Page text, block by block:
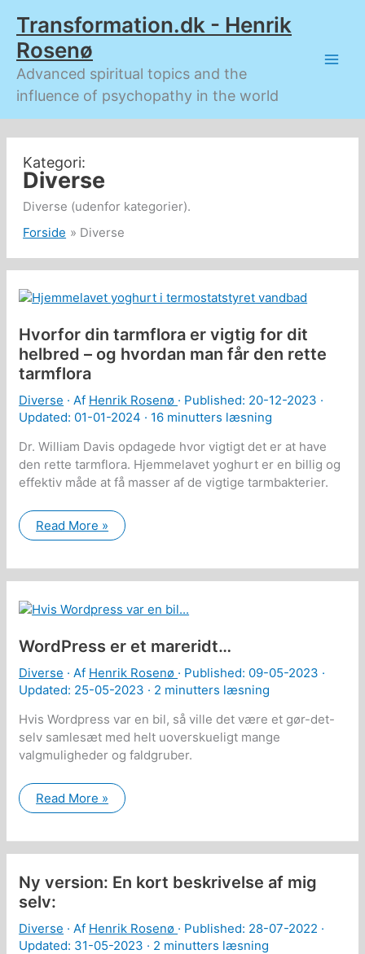
indholdet
Transformation.dk - Henrik
Rosenø
Advanced spiritual topics and the
influence of psychopathy in the world
Diverse
Diverse (udenfor kategorier).
Forside
Diverse
Hvorfor din tarmflora er vigtig for dit
helbred – og hvordan man får den rette
tarmflora
Diverse · Af Henrik Rosenø · Published: 20-12-2023 ·
Updated: 01-01-2024 · 16 minutters læsning
Dr. William Davis opdagede hvor vigtigt det er at have
den rette tarmflora. Hjemmelavet yoghurt er en billig og
effektiv måde at få masser af de vigtige tarmbakterier.
Hvorfor
din
vigtig
for
helbred
hvordan
får
den
rette
Read More »
WordPress er et mareridt…
Diverse · Af Henrik Rosenø · Published: 09-05-2023 ·
Updated: 25-05-2023 · 2 minutters læsning
Hvis Wordpress var en bil, så ville det være et gør-det-
selv samlesæt med helt uoverskueligt mange
valgmuligheder og faldgruber.
WordPress
er
Read More »
Ny version: En kort beskrivelse af mig
selv:
Diverse · Af Henrik Rosenø · Published: 28-07-2022 ·
Updated: 31-05-2023 · 2 minutters læsning